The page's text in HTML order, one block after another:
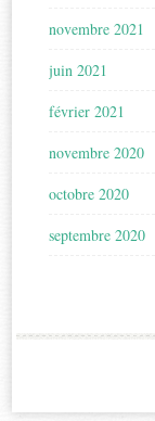
novembre 2021
juin 2021
février 2021
novembre 2020
octobre 2020
septembre 2020